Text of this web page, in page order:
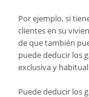
Por ejemplo, si
clientes en su
de que también
puede deducir los
exclusiva y
Puede deducir los